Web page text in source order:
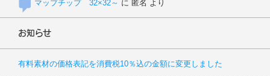
マップチップ 32×32～ に 匿名 より
お知らせ
有料素材の価格表記を消費税10％込の金額に変更しました